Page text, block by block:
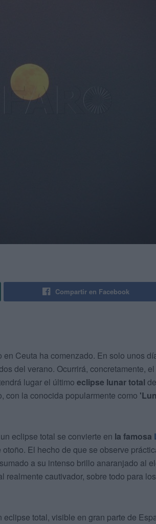
Compartir en Facebook
Ceuta ha comenzado. En solo unos
del verano. Ocurrirá, concretamente,
lugar el último eclipse lunar total
con la conocida popularmente como
eclipse total se convierte en la famosa
El hecho de que se observe
a su intenso brillo anaranjado al
realmente cautivador, sobre todo para
total, visible en gran parte de